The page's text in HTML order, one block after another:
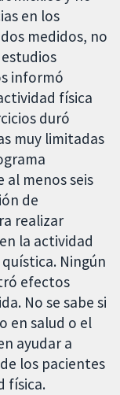
en los
medidos, no
informó
física
duró
muy limitadas
menos seis
de
realizar
la actividad
Ningún
efectos
No se sabe si
en salud o el
ayudar a
los pacientes
física.